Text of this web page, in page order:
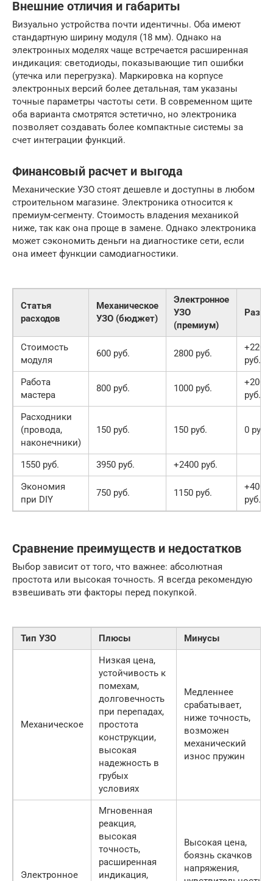
Внешние отличия и габариты
Визуально устройства почти идентичны. Оба имеют
стандартную ширину модуля (18 мм). Однако на
электронных моделях чаще встречается расширенная
индикация: светодиоды, показывающие тип ошибки
(утечка или перегрузка). Маркировка на корпусе
электронных версий более детальная, там указаны
точные параметры частоты сети. В современном щите
оба варианта смотрятся эстетично, но электроника
позволяет создавать более компактные системы за
счет интеграции функций.
Финансовый расчет и выгода
Механические УЗО стоят дешевле и доступны в любом
строительном магазине. Электроника относится к
премиум-сегменту. Стоимость владения механикой
ниже, так как она проще в замене. Однако электроника
может сэкономить деньги на диагностике сети, если
она имеет функции самодиагностики.
Статья
расходов
Механическое
УЗО (бюджет)
Электронное
УЗО
(премиум)
Стоимость
модуля
600 руб. 2800 руб.
+2200
руб.
Работа
мастера
800 руб. 1000 руб.
+200
руб.
Расходники
(провода,
наконечники)
150 руб. 150 руб. 0 руб.
1550 руб. 3950 руб.
+2400 руб.
Экономия
при DIY
750 руб. 1150 руб.
+400
руб.
Сравнение преимуществ и недостатков
Выбор зависит от того, что важнее: абсолютная
простота или высокая точность. Я всегда рекомендую
взвешивать эти факторы перед покупкой.
Тип УЗО Плюсы Минусы
Механическое
Низкая цена,
устойчивость к
помехам,
долговечность
при перепадах,
простота
конструкции,
высокая
надежность в
грубых
условиях
Медленнее
срабатывает,
ниже точность,
возможен
механический
износ пружин
Электронное
Мгновенная
реакция,
высокая
точность,
расширенная
индикация,
Высокая цена,
боязнь скачков
напряжения,